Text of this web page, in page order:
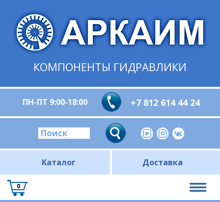
КОМПОНЕНТЫ ГИДРАВЛИКИ
ПН-ПТ 9:00-18:00 +7 812 614 44 24
Каталог Доставка
0